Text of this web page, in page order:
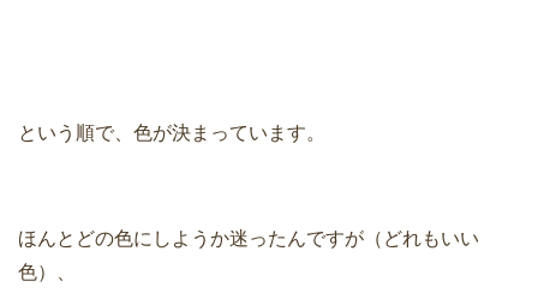
という順で、色が決まっています。
ほんとどの色にしようか迷ったんですが（どれもいい
色）、